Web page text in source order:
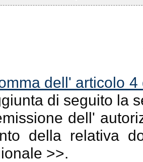
dell' articolo
di seguito la
dell'
della relativa
>>.